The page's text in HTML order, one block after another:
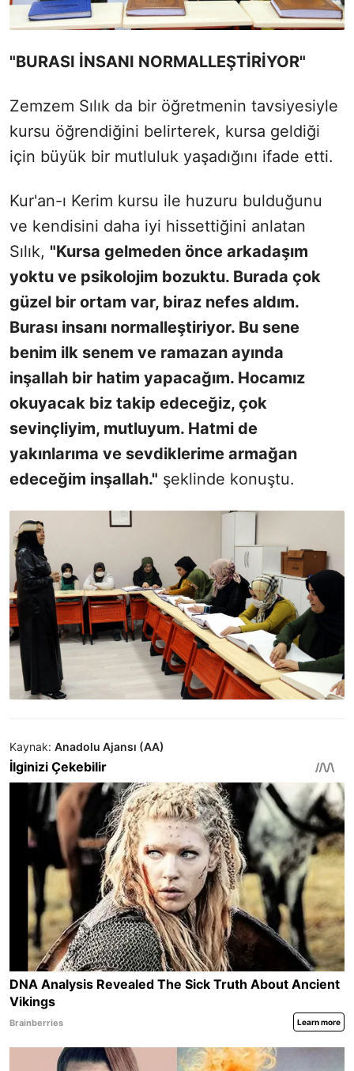
"BURASI İNSANI NORMALLEŞTİRİYOR"
Zemzem Sılık da bir öğretmenin tavsiyesiyle
kursu öğrendiğini belirterek, kursa geldiği
için büyük bir mutluluk yaşadığını ifade etti.
Kur'an-ı Kerim kursu ile huzuru bulduğunu
ve kendisini daha iyi hissettiğini anlatan
Sılık, "Kursa gelmeden önce arkadaşım
yoktu ve psikolojim bozuktu. Burada çok
güzel bir ortam var, biraz nefes aldım.
Burası insanı normalleştiriyor. Bu sene
benim ilk senem ve ramazan ayında
inşallah bir hatim yapacağım. Hocamız
okuyacak biz takip edeceğiz, çok
sevinçliyim, mutluyum. Hatmi de
yakınlarıma ve sevdiklerime armağan
edeceğim inşallah." şeklinde konuştu.
Kaynak: Anadolu Ajansı (AA)